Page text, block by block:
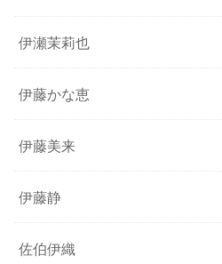
伊瀬茉莉也
伊藤かな恵
伊藤美来
伊藤静
佐伯伊織